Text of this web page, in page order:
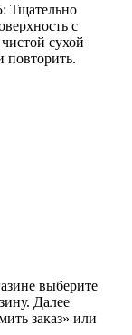
Тщательно
с
сухой
повторить.
выберите
Далее
заказ» или